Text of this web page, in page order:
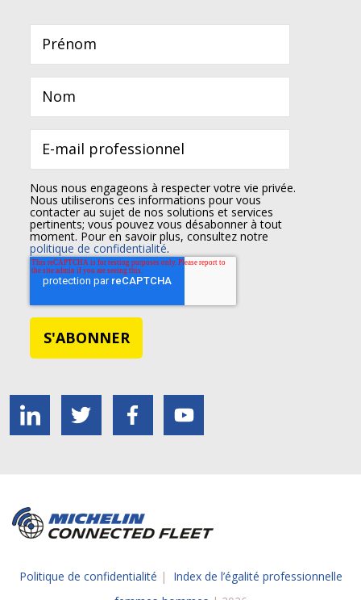
Nous nous engageons à respecter votre vie privée.
Nous utiliserons ces informations pour vous
contacter au sujet de nos solutions et services
pertinents; vous pouvez vous désabonner à tout
moment. Pour en savoir plus, consultez notre
politique de confidentialité.
Politique de confidentialité | Index de l’égalité professionnelle